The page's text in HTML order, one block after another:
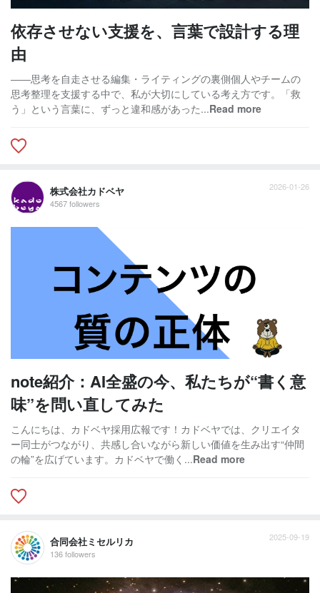
依存させない支援を、言葉で設計する理
由
――思考を自走させる編集・ライティングの裏側個人やチームの
思考整理を支援する中で、私が大切にしている考え方です。「救
う」という言葉に、ずっと違和感があった...Read more
株式会社カドベヤ
4567 followers
2026-01-26
note紹介：AI全盛の今、私たちが“書く意
味”を問い直してみた
こんにちは、カドベヤ採用広報です！カドベヤでは、クリエイタ
ー同士がつながり、共感し合いながら新しい価値を生み出す“仲間
の輪”を広げています。カドベヤで働く...Read more
合同会社ミセルリカ
136 followers
2025-09-19